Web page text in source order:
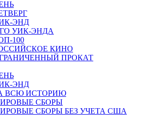
ЭНД
ГО УИК-ЭНДА
100
КИНО
ПРОКАТ
ЭНД
ВСЮ ИСТОРИЮ
СБОРЫ
СБОРЫ БЕЗ УЧЕТА США